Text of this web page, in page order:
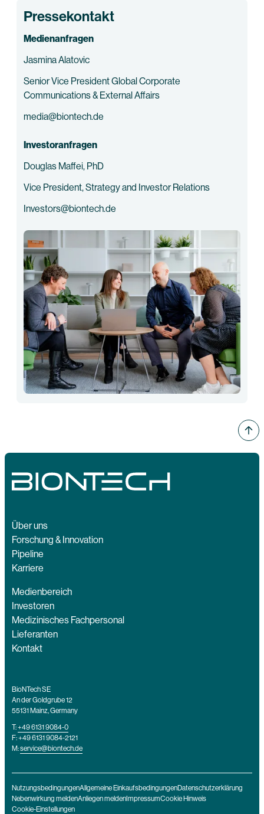
Pressekontakt
Medienanfragen
Jasmina Alatovic
Senior Vice President Global Corporate
Communications & External Affairs
media@biontech.de
Investoranfragen
Douglas Maffei, PhD
Vice President, Strategy and Investor Relations
Investors@biontech.de
Über uns
Forschung & Innovation
Pipeline
Karriere
Medienbereich
Investoren
Medizinisches Fachpersonal
Lieferanten
Kontakt
BioNTech SE
An der Goldgrube 12
55131 Mainz, Germany
T:+49 6131 9084-0
F: +49 6131 9084-2121
M:service@biontech.de
NutzungsbedingungenAllgemeine EinkaufsbedingungenDatenschutzerklärung
Nebenwirkung meldenAnliegen melden ImpressumCookie Hinweis
Cookie-Einstellungen